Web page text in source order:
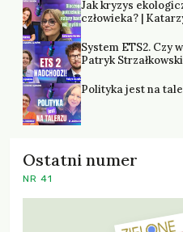
Jak kryzys
człowieka? |
System ETS2. Czy
Patryk Strzałkowski
Polityka jest na
Ostatni numer
NR 41